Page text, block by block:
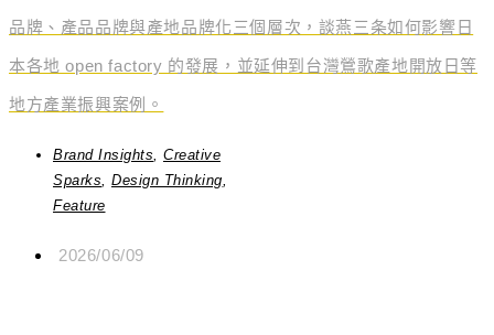
品牌、產品品牌與產地品牌化三個層次，談燕三条如何影響日
本各地 open factory 的發展，並延伸到台灣鶯歌產地開放日等
地方產業振興案例。
Brand Insights
Creative
Sparks
Design Thinking
Feature
2026/06/09